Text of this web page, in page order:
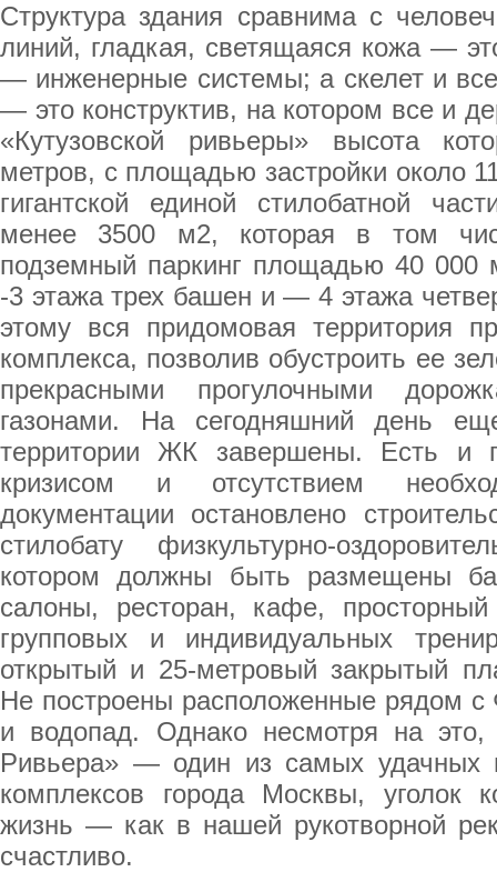
Структура здания сравнима с
линий, гладкая, светящаяся кожа —
— инженерные системы; а скелет и
— это конструктив, на котором все и
«Кутузовской ривьеры» высота
метров, с площадью застройки около
гигантской единой стилобатной
менее 3500 м2, которая в том
подземный паркинг площадью 40 000
-3 этажа трех башен и — 4 этажа
этому вся придомовая территория
комплекса, позволив обустроить ее
прекрасными прогулочными
газонами. На сегодняшний день
территории ЖК завершены. Есть и
кризисом и отсутствием
документации остановлено
стилобату физкультурно-
котором должны быть размещены
салоны, ресторан, кафе,
групповых и индивидуальных
открытый и 25-метровый закрытый
Не построены расположенные рядом
и водопад. Однако несмотря на это,
Ривьера» — один из самых удачных
комплексов города Москвы, уголок
жизнь — как в нашей рукотворной
счастливо.